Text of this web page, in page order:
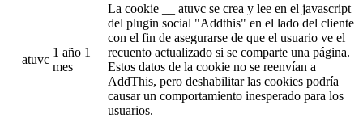
__atuvc
1 año 1
mes
La cookie __ atuvc se crea y lee en el javascript
del plugin social "Addthis" en el lado del cliente
con el fin de asegurarse de que el usuario ve el
recuento actualizado si se comparte una página.
Estos datos de la cookie no se reenvían a
AddThis, pero deshabilitar las cookies podría
causar un comportamiento inesperado para los
usuarios.